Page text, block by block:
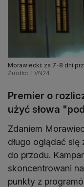
Morawiecki: za 7-8 dni
Źródło: TVN24
Premier o
użyć słowa
Zdaniem
długo oglądać się
do przodu.
skoncentrowani
punkty z